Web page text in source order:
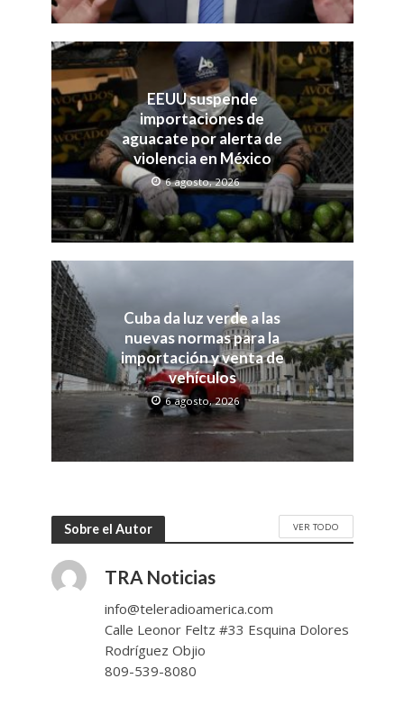
EEUU suspende
importaciones de
aguacate por alerta de
violencia en México
6 agosto, 2026
Cuba da luz verde a las
nuevas normas para la
importación y venta de
vehículos
6 agosto, 2026
Sobre el Autor VER TODO
TRA Noticias
info@teleradioamerica.com
Calle Leonor Feltz #33 Esquina Dolores
Rodríguez Objio
809-539-8080